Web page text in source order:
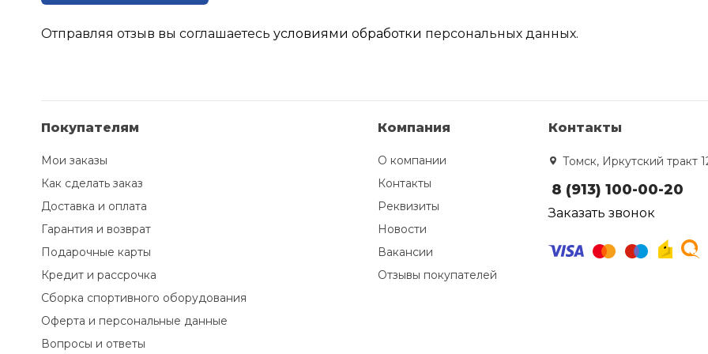
Отправляя отзыв вы соглашаетесь условиями обработки персональных данных.
Покупателям
Мои заказы
Как сделать заказ
Доставка и оплата
Гарантия и возврат
Подарочные карты
Кредит и рассрочка
Сборка спортивного оборудования
Оферта и персональные данные
Вопросы и ответы
Компания
О компании
Контакты
Реквизиты
Новости
Вакансии
Отзывы покупателей
Контакты
Томск, Иркутский тракт
8 (913) 100-00-20
Заказать звонок